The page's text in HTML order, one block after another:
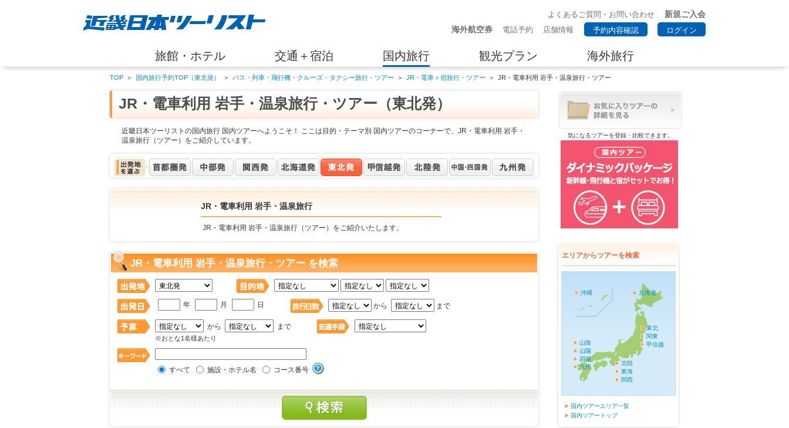
よくあるご質問・お問い合わせ
新規ご入会
海外航空券
電話予約 店舗情報 予約内容確認 ログイン
旅館・ホテル 交通＋宿泊 国内旅行 観光プラン 海外旅行
TOP ＞ 国内旅行予約TOP（東北発） ＞ バス・列車・飛行機・クルーズ・タクシー旅行・ツアー ＞ JR・電車＋宿旅行・ツアー ＞ JR・電車利用 岩手・温泉旅行・ツアー
JR・電車利用 岩手・温泉旅行・ツアー（東北発）
近畿日本ツーリストの国内旅行 国内ツアーへようこそ！ ここは目的・テーマ別 国内ツアーのコーナーで、JR・電車利用 岩手・
温泉旅行（ツアー）をご紹介しています。
JR・電車利用 岩手・温泉旅行
JR・電車利用 岩手・温泉旅行（ツアー）をご紹介いたします。
JR・電車利用 岩手・温泉旅行・ツアー を検索
年 月 日 から まで
から まで
※おとな1名様あたり
すべて 施設・ホテル名 コース番号
気になるツアーを登録・比較できます。
エリアからツアーを検索
北海道
東北
関東
甲信越
北陸
東海
関西
山陰
山陽
四国
九州
沖縄
国内ツアーエリア一覧
国内ツアートップ